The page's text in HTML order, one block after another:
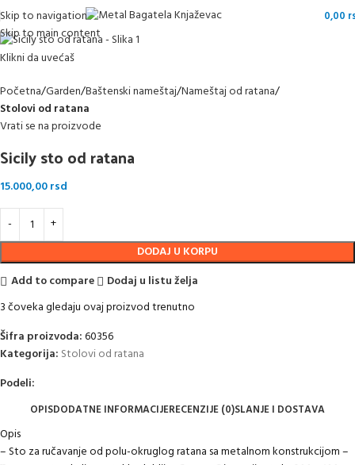
Skip to navigation
Skip to main content
0,00
Klikni da uvećaš
Početna Garden Baštenski nameštaj Nameštaj od ratana
Stolovi od ratana
Vrati se na proizvode
Sicily sto od ratana
15.000,00rsd
DODAJ U KORPU
Add to compare
Dodaj u listu želja
3čoveka gledaju ovaj proizvod trenutno
Šifra proizvoda:60356
Kategorija: Stolovi od ratana
Podeli:
OPISDODATNE INFORMACIJERECENZIJE (0)SLANJE I DOSTAVA
Opis
– Sto za ručavanje od polu-okruglog ratana sa metalnom konstrukcijom –